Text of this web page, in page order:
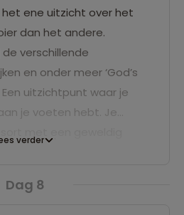
het ene uitzicht over het
dan het andere.
verschillende
en onder meer ‘God’s
Een uitzichtpunt waar je
je voeten hebt. Je
verder
Dag 8